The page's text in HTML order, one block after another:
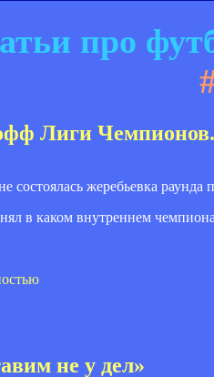
про
Лиги
состоялась жеребьевка
в каком внутреннем
не у дел»